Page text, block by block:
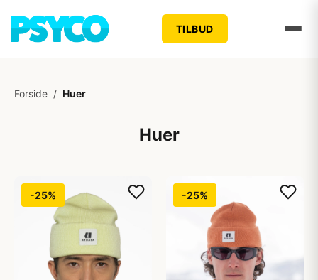
TILBUD
Forside / Huer
Huer
-25% -25%